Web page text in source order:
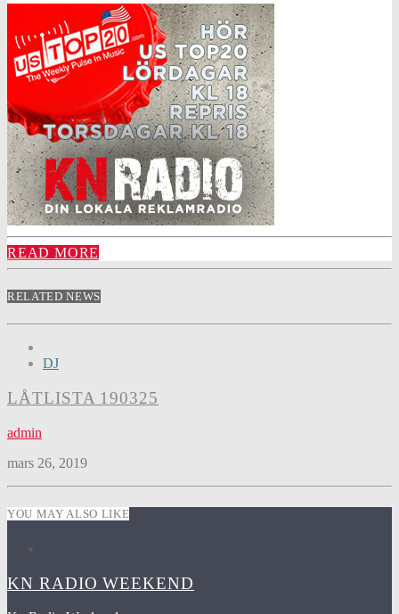
READ MORE
RELATED NEWS
DJ
LÅTLISTA 190325
admin
mars 26, 2019
YOU MAY ALSO LIKE
KN RADIO WEEKEND